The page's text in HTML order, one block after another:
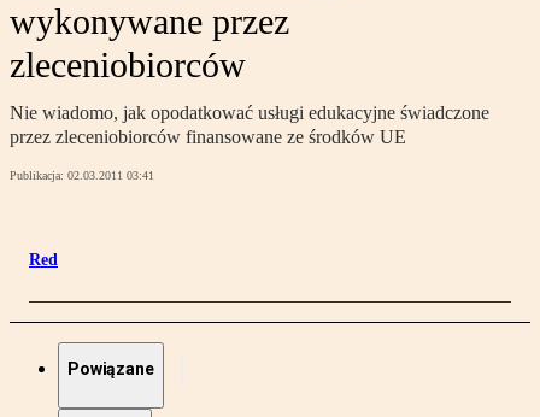
wykonywane przez
zleceniobiorców
Nie wiadomo, jak opodatkować usługi edukacyjne świadczone
przez zleceniobiorców finansowane ze środków UE
Publikacja: 02.03.2011 03:41
Red
Powiązane